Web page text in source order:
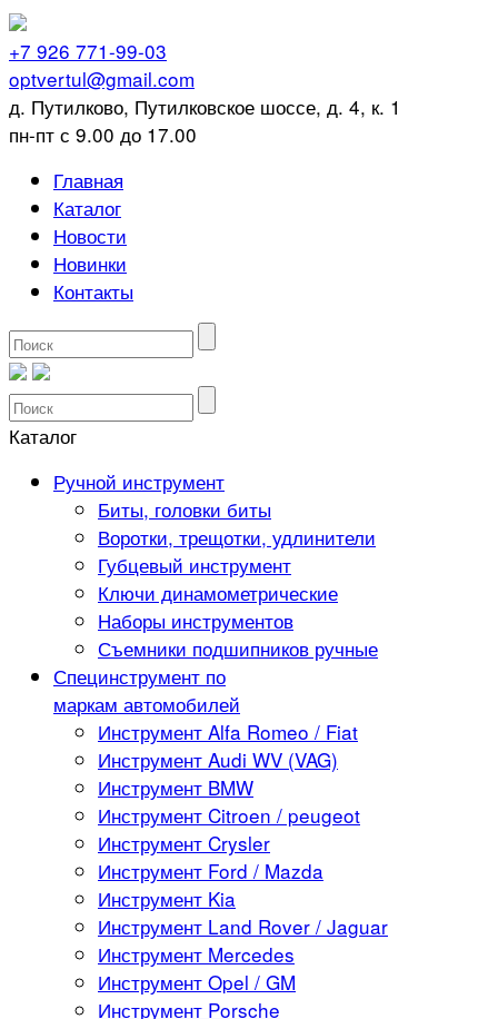
+7 926 771-99-03
optvertul@gmail.com
д. Путилково, Путилковское шоссе, д. 4, к. 1
пн-пт с 9.00 до 17.00
Главная
Каталог
Новости
Новинки
Контакты
Каталог
Ручной инструмент
Биты, головки биты
Воротки, трещотки, удлинители
Губцевый инструмент
Ключи динамометрические
Наборы инструментов
Съемники подшипников ручные
Специнструмент по
маркам автомобилей
Инструмент Alfa Romeo / Fiat
Инструмент Audi WV (VAG)
Инструмент BMW
Инструмент Citroen / peugeot
Инструмент Crysler
Инструмент Ford / Mazda
Инструмент Kia
Инструмент Land Rover / Jaguar
Инструмент Mercedes
Инструмент Opel / GM
Инструмент Porsche